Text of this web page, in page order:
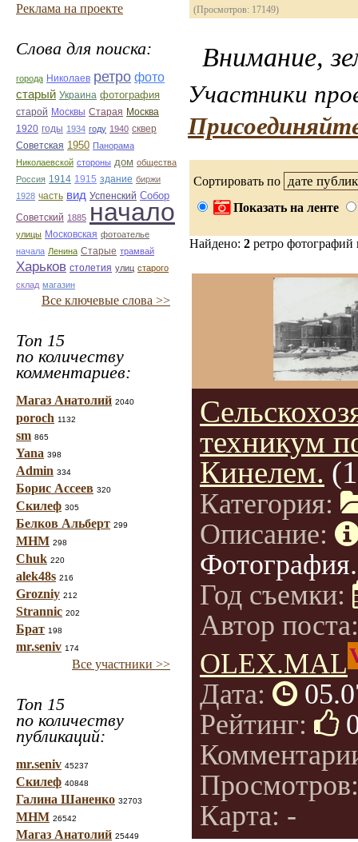
Реклама на проекте
Слова для поиска:
города Николаев ретро фото
старый Украина фотография
старой Москвы Старая Москва
1920 годы 1934 году 1940 сквер
Советская 1950 Панорама
Николаевской стороны дом общества
Россия 1914 1915 здание биржи
1928 часть вид Успенский Собор
Советский 1885 начало
улицы Московская фотоателье
начала Ленина Старые трамвай
Харьков столетия улиц старого
склад магазин
Все ключевые слова >>
Топ 15
по количеству
комментариев:
Магаз Анатолий 2040
poroch 1132
sm 865
Yana 398
Admin 334
Борис Ассеев 320
Скилеф 305
Белков Альберт 299
МНМ 298
Chuk 220
alek48s 216
Grozniy 212
Strannic 202
Брат 198
mr.seniv 174
Все участники >>
Топ 15
по количеству
публикаций:
mr.seniv 45237
Скилеф 40848
Галина Шаненко 32703
МНМ 26542
Магаз Анатолий 25449
(Просмотров: 17149)
Внимание,
Участники
Сортировать по
Показать на ленте
Найдено: 2 ретро
техникум
Кинелем.
Категория:
Описание:
Год съемки:
Автор
OLEX.MAL
Дата:
Рейтинг:
Карта: -